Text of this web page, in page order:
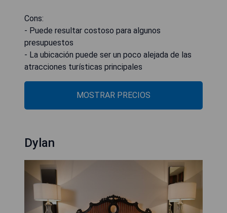
Cons:
- Puede resultar costoso para algunos
presupuestos
- La ubicación puede ser un poco alejada de las
atracciones turísticas principales
MOSTRAR PRECIOS
Dylan